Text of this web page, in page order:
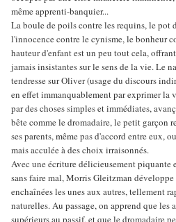
même apprenti-banquier...
La boule de poils contre les requins, le pot
l'innocence contre le cynisme, le bonheur
hauteur d'enfant est un peu tout cela,
jamais insistantes sur le sens de la vie. Le
tendresse sur Oliver (usage du discours
en effet immanquablement par exprimer la
par des choses simples et immédiates,
bête comme le dromadaire, le petit garçon
ses parents, même pas d'accord entre eux,
mais acculée à des choix irraisonnés.
Avec une écriture délicieusement piquante
sans faire mal, Morris Gleitzman développe
enchaînées les unes aux autres, tellement
naturelles. Au passage, on apprend que
supérieurs au passif, et que le dromadaire